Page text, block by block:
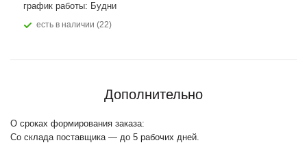
график работы: Будни
Есть в наличии (22)
Дополнительно
О сроках формирования заказа:
Со склада поставщика — до 5 рабочих дней.